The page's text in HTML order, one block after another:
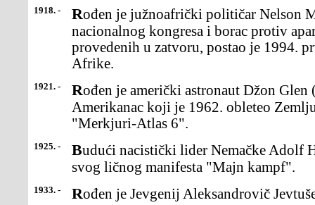
1918. - Rođen je južnoafrički političar Nelson Mandela, lider Afričkog
nacionalnog kongresa i borac protiv
provedenih u zatvoru, postao je 1994.
Afrike.
1921. - Rođen je američki astronaut Džon Glen (John Glenn),prvi
Amerikanac koji je 1962. obleteo
"Merkjuri-Atlas 6".
1925. - Budući nacistički lider Nemačke Adolf Hitler je objavioprvi tom
svog ličnog manifesta "Majn kampf".
1933. - Rođen je Jevgenij Aleksandrovič Jevtušenko, predvodnik